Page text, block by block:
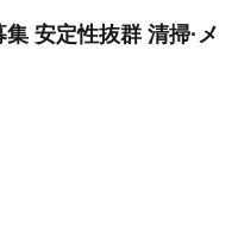
安定性抜群 清掃·メ